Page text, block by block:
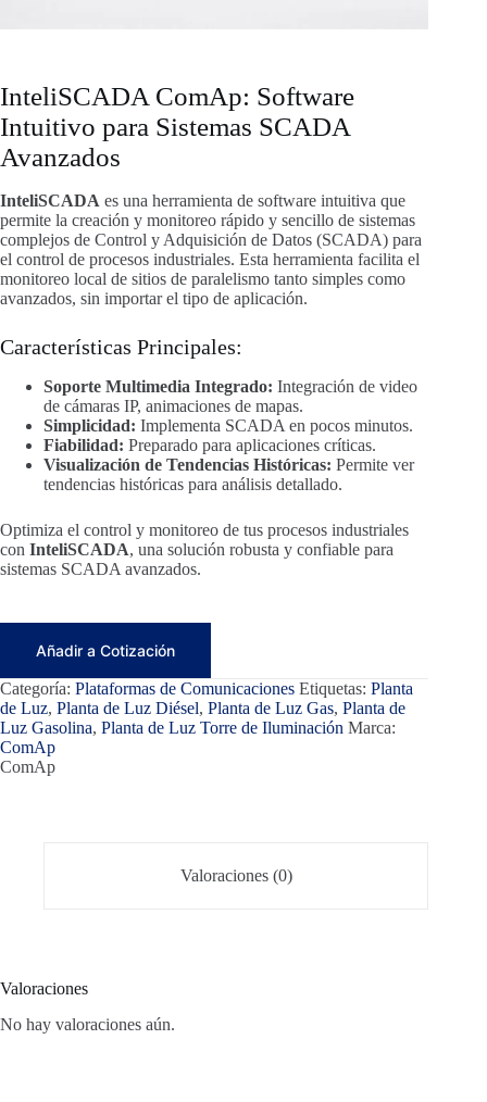
InteliSCADA ComAp: Software
Intuitivo para Sistemas SCADA
Avanzados
InteliSCADA es una herramienta de software intuitiva que
permite la creación y monitoreo rápido y sencillo de sistemas
complejos de Control y Adquisición de Datos (SCADA) para
el control de procesos industriales. Esta herramienta facilita el
monitoreo local de sitios de paralelismo tanto simples como
avanzados, sin importar el tipo de aplicación.
Características Principales:
Soporte Multimedia Integrado: Integración de video
de cámaras IP, animaciones de mapas.
Simplicidad: Implementa SCADA en pocos minutos.
Fiabilidad: Preparado para aplicaciones críticas.
Visualización de Tendencias Históricas: Permite ver
tendencias históricas para análisis detallado.
Optimiza el control y monitoreo de tus procesos industriales
con InteliSCADA, una solución robusta y confiable para
sistemas SCADA avanzados.
Añadir a Cotización
Categoría: Plataformas de Comunicaciones Etiquetas: Planta
de Luz, Planta de Luz Diésel, Planta de Luz Gas, Planta de
Luz Gasolina, Planta de Luz Torre de Iluminación Marca:
ComAp
ComAp
Valoraciones (0)
Valoraciones
No hay valoraciones aún.